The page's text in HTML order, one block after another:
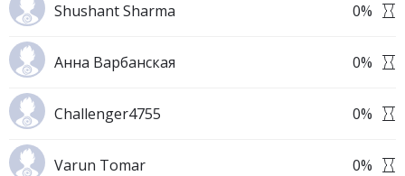
Shushant Sharma 0%
Анна Варбанская 0%
Challenger4755 0%
Varun Tomar 0%